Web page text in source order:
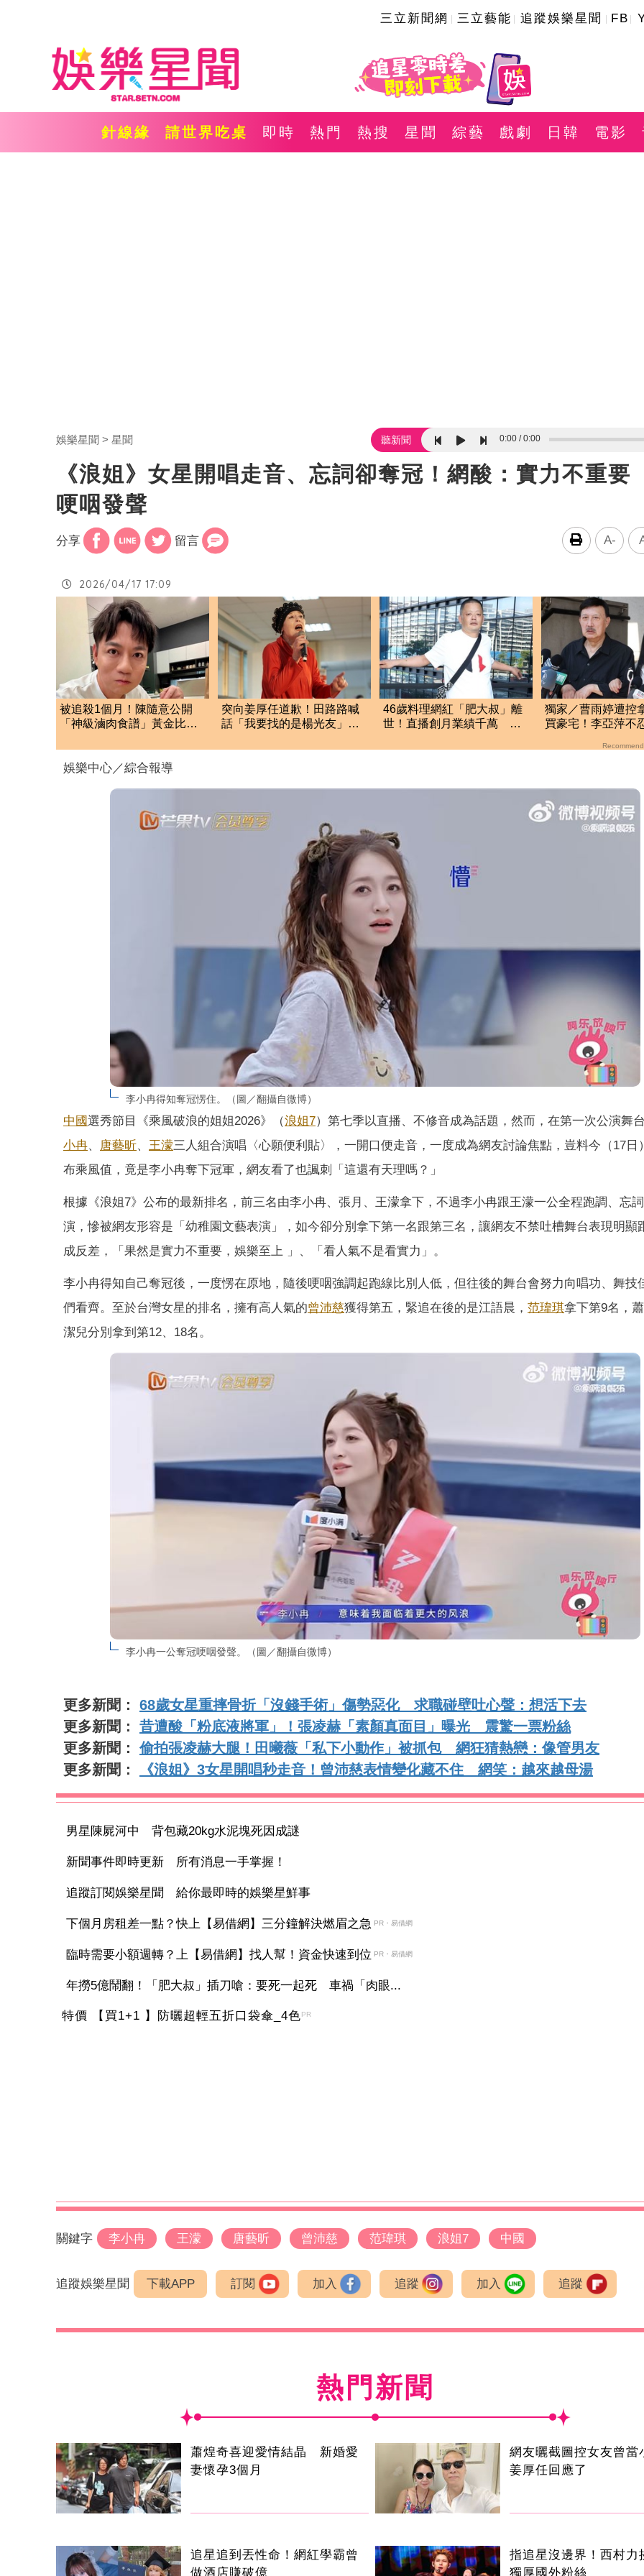
三立新聞網 三立藝能 追蹤娛樂星聞 FB
針線緣 請世界吃桌 即時 熱門 熱搜 星聞 綜藝 戲劇 日韓 電影
娛樂星聞 星聞 聽新聞 0:00 0:00
《浪姐》女星開唱走音、忘詞卻奪冠！網酸：實力不重
哽咽發聲
分享 留言 A-
2026/04/17 17:09
被追殺1個月！陳隨意公開
「神級滷肉食譜」黃金比例
突向姜厚任道歉！田路路喊
話「我要找的是楊光友」：
46歲料理網紅「肥大叔」離
世！直播創月業績千萬 生
獨家／曹雨婷遭控
買豪宅！李亞萍不
娛樂中心／綜合報導
李小冉得知奪冠愣住。（圖／翻攝自微博）
中國選秀節目《乘風破浪的姐姐2026》（浪姐7）第七季以直播、不修音成為話題，然而，在第一次公演舞
小冉、 唐藝昕、 王濛三人組合演唱〈心願便利貼〉，一開口便走音，一度成為網友討論焦點，豈料今（17日
布乘風值，竟是李小冉奪下冠軍，網友看了也諷刺「這還有天理嗎？」
根據《浪姐7》公布的最新排名，前三名由李小冉、張月、王濛拿下，不過李小冉跟王濛一公全程跑調、忘
演，慘被網友形容是「幼稚園文藝表演」，如今卻分別拿下第一名跟第三名，讓網友不禁吐槽舞台表現明顯
成反差，「果然是實力不重要，娛樂至上 ​」、「看人氣不是看實力」。
李小冉得知自己奪冠後，一度愣在原地，隨後哽咽強調起跑線比別人低，但往後的舞台會努力向唱功、舞技
們看齊。至於台灣女星的排名，擁有高人氣的曾沛慈獲得第五，緊追在後的是江語晨， 范瑋琪拿下第9名，
潔兒分別拿到第12、18名。
李小冉一公奪冠哽咽發聲。（圖／翻攝自微博）
更多新聞： 68歲女星重摔骨折「沒錢手術」傷勢惡化 求職碰壁吐心聲：想活下去
更多新聞： 昔遭酸「粉底液將軍」！張凌赫「素顏真面目」曝光 震驚一票粉絲
更多新聞： 偷拍張凌赫大腿！田曦薇「私下小動作」被抓包 網狂猜熱戀：像管男友
更多新聞：
《浪姐》3女星開唱秒走音！曾沛慈表情變化藏不住 網笑：越來越母湯
男星陳屍河中 背包藏20kg水泥塊死因成謎
新聞事件即時更新 所有消息一手掌握！
追蹤訂閱娛樂星聞 給你最即時的娛樂星鮮事
下個月房租差一點？快上【易借網】三分鐘解決燃眉之急 PR・易借網
臨時需要小額週轉？上【易借網】找人幫！資金快速到位 PR・易借網
年撈5億鬧翻！「肥大叔」插刀嗆：要死一起死 車禍「肉眼...
特價 【買1+1 】防曬超輕五折口袋傘_4色PR
關鍵字 李小冉 王濛 唐藝昕 曾沛慈 范瑋琪 浪姐7 中國
追蹤娛樂星聞 下載APP 訂閱 加入 追蹤 加入 追蹤
熱門新聞
蕭煌奇喜迎愛情結晶 新婚愛
妻懷孕3個月
網友曬截圖控女友曾
姜厚任回應了
追星追到丟性命！網紅學霸曾
做酒店賺破億
指追星沒邊界！西村力
獨厚國外粉絲